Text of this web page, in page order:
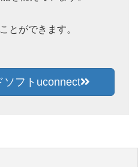
とができます。
ソフトuconnect